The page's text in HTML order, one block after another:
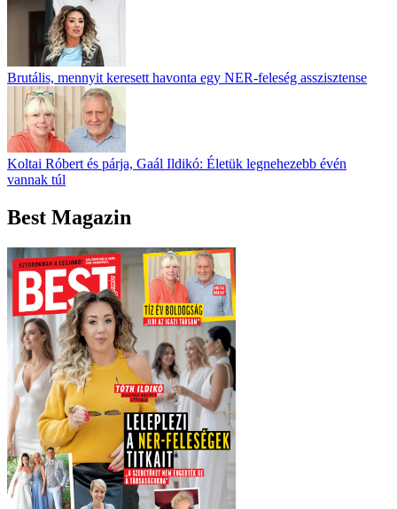
Brutális, mennyit keresett havonta egy NER-feleség asszisztense
Koltai Róbert és párja, Gaál Ildikó: Életük legnehezebb évén
vannak túl
Best Magazin